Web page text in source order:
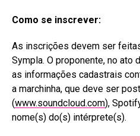
Como se inscrever:
As inscrições devem ser
Sympla. O proponente, no ato
as informações cadastrais
a marchinha, que deve ser
(www.soundcloud.com),
nome(s) do(s) intérprete(s).